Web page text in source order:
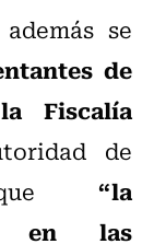
se
de
Fiscalía
de
que “la
en las